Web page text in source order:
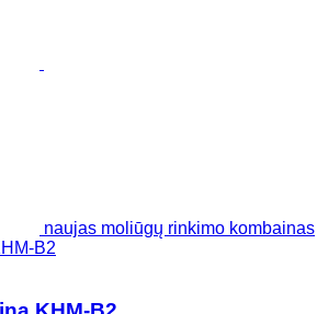
naujas moliūgų rinkimo kombainas
B2